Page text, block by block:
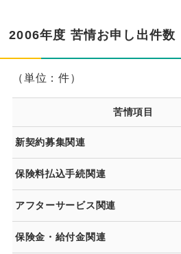
2006年度 苦情お申し出件数
（単位：件）
苦情項目
新契約募集関連
保険料払込手続関連
アフターサービス関連
保険金・給付金関連